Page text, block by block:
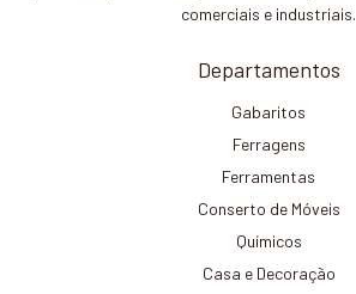
comerciais e industriais.
Departamentos
Gabaritos
Ferragens
Ferramentas
Conserto de Móveis
Químicos
Casa e Decoração